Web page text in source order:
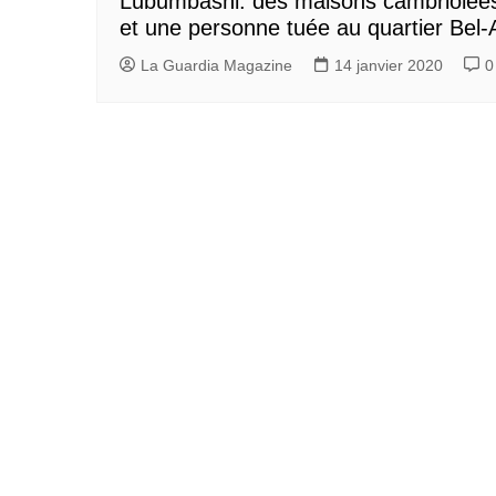
et une personne tuée au quartier Bel-
La Guardia Magazine 14 janvier 2020 0